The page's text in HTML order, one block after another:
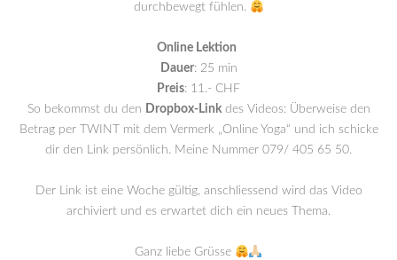
durchbewegt fühlen.
Online Lektion
Dauer: 25 min
Preis: 11.- CHF
So bekommst du den Dropbox-Linkdes Videos: Überweise den
Betrag per TWINT mit dem Vermerk „Online Yoga“ und ich schicke
dir den Link persönlich. Meine Nummer 079/ 405 65 50.
Der Link ist eine Woche gültig, anschliessend wird das Video
archiviert und es erwartet dich ein neues Thema.
Ganz liebe Grüsse